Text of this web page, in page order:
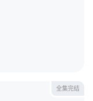
全集完结